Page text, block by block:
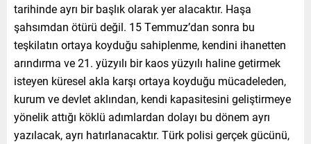
tarihinde ayrı bir başlık olarak yer alacaktır. Haşa
şahsımdan ötürü değil. 15 Temmuz’dan sonra bu
teşkilatın ortaya koyduğu sahiplenme, kendini ihanetten
arındırma ve 21. yüzyılı bir kaos yüzyılı haline getirmek
isteyen küresel akla karşı ortaya koyduğu mücadeleden,
kurum ve devlet aklından, kendi kapasitesini geliştirmeye
yönelik attığı köklü adımlardan dolayı bu dönem ayrı
yazılacak, ayrı hatırlanacaktır. Türk polisi gerçek gücünü,